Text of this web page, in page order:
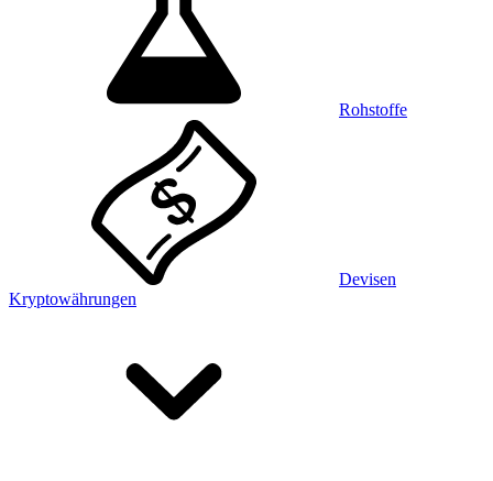
Rohstoffe
Devisen
Kryptowährungen